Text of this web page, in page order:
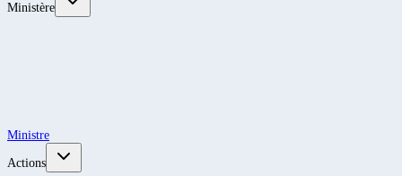
Ministère
Ministre
Actions